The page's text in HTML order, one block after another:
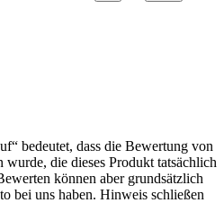
bedeutet, dass die Bewertung von
wurde, die dieses Produkt tatsächlich
können aber grundsätzlich
bei uns haben. Hinweis schließen